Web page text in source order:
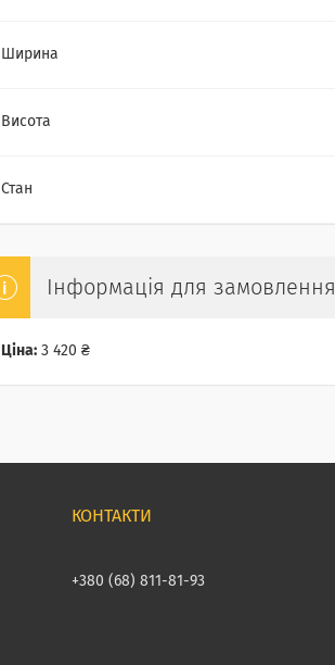
Ширина
Висота
Стан
Інформація для замовлення
Ціна: 3 420 ₴
+380 (68) 811-81-93